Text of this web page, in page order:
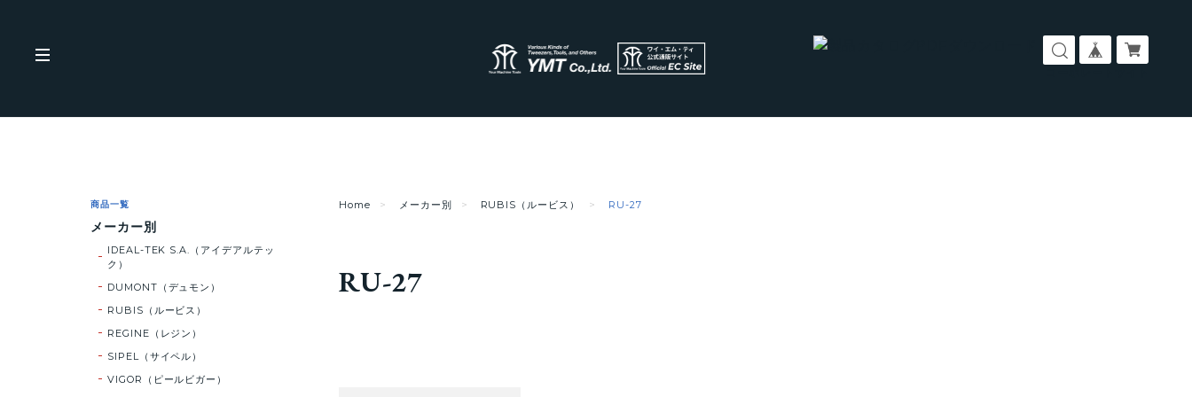
Home メーカー別 RUBIS（ルービス） RU-27
RU-27
商品一覧
メーカー別
IDEAL-TEK S.A.（アイデアルテッ
ク）
DUMONT（デュモン）
RUBIS（ルービス）
REGINE（レジン）
SIPEL（サイペル）
VIGOR（ピールビガー）